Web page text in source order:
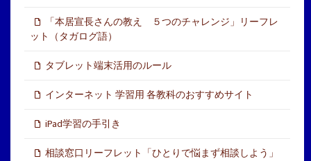
「本居宣長さんの教え ５つのチャレンジ」リーフレ
ット（タガログ語）
タブレット端末活用のルール
インターネット 学習用 各教科のおすすめサイト
iPad学習の手引き
相談窓口リーフレット「ひとりで悩まず相談しよう」